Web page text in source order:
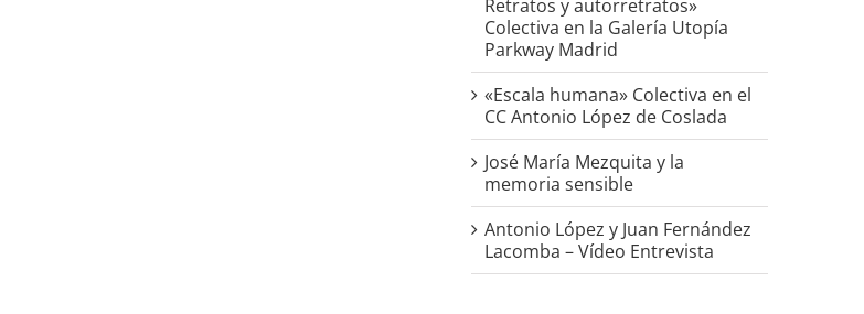
Retratos y autorretratos»
Colectiva en la Galería Utopía
Parkway Madrid
«Escala humana» Colectiva en el
CC Antonio López de Coslada
José María Mezquita y la
memoria sensible
Antonio López y Juan Fernández
Lacomba – Vídeo Entrevista